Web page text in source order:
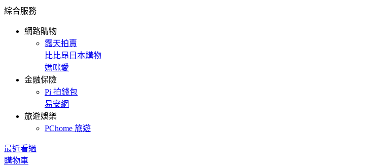
綜合服務
網路購物
露天拍賣
比比昂日本購物
媽咪愛
金融保險
Pi 拍錢包
易安網
旅遊娛樂
PChome 旅遊
最近看過
購物車